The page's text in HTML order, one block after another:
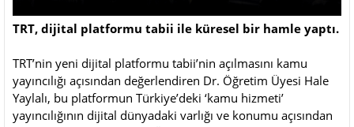
TRT, dijital platformu tabii ile küresel bir hamle yaptı.
TRT’nin yeni dijital platformu tabii’nin açılmasını kamu
yayıncılığı açısından değerlendiren Dr. Öğretim Üyesi Hale
Yaylalı, bu platformun Türkiye’deki ‘kamu hizmeti’
yayıncılığının dijital dünyadaki varlığı ve konumu açısından